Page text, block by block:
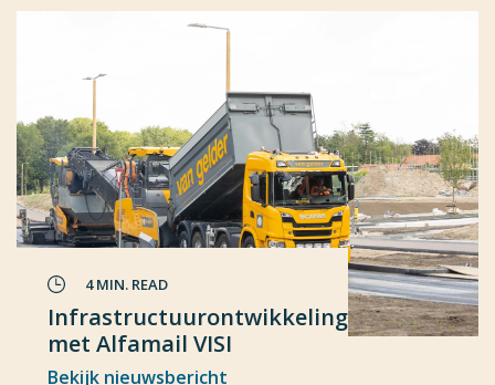
4 MIN. READ
Infrastructuurontwikkeling
met Alfamail VISI
Bekijk nieuwsbericht